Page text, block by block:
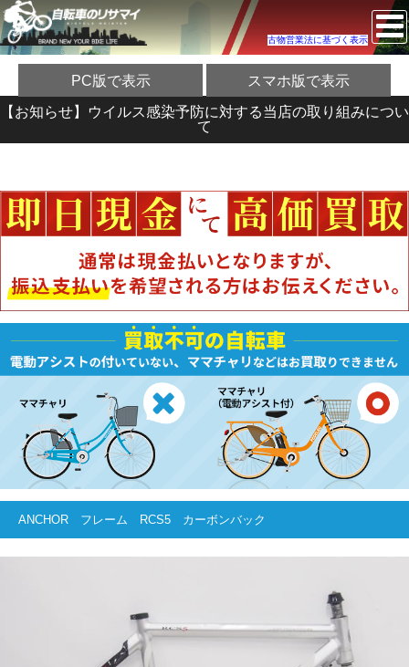
古物営業法に基づく表示
PC版で表示 スマホ版で表示
【お知らせ】ウイルス感染予防に対する当店の取り組みについ
て
ANCHOR フレーム RCS5 カーボンバック